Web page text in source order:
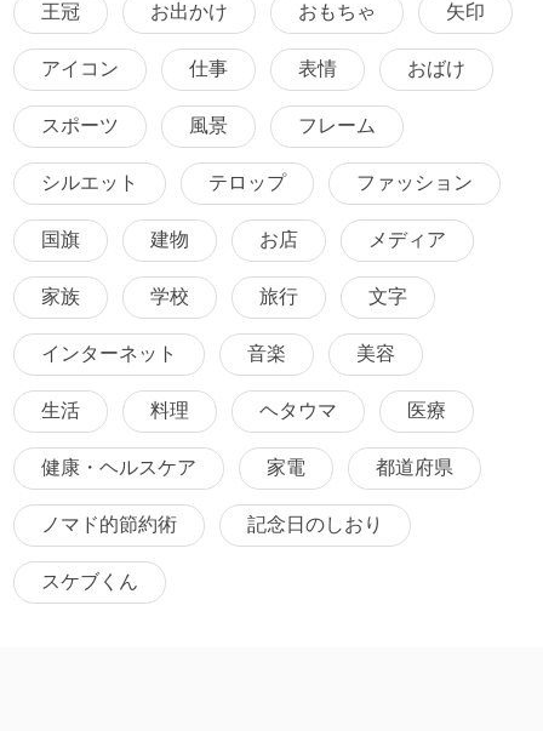
王冠 お出かけ おもちゃ 矢印
アイコン 仕事 表情 おばけ
スポーツ 風景 フレーム
シルエット テロップ ファッション
国旗 建物 お店 メディア
家族 学校 旅行 文字
インターネット 音楽 美容
生活 料理 ヘタウマ 医療
健康・ヘルスケア 家電 都道府県
ノマド的節約術 記念日のしおり
スケブくん